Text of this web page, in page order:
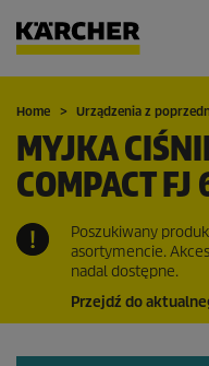
Koszyk
Lista życzeń
Home Urządzenia z
MYJKA
COMPACT FJ
Poszukiwany
asortymencie.
nadal dostępne.
Przejdź do